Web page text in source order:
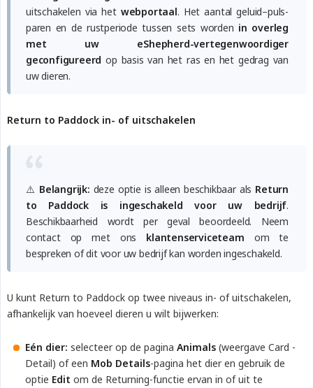
uitschakelen via het webportaal. Het aantal geluid–puls-
paren en de rustperiode tussen sets worden in overleg
met uw eShepherd-vertegenwoordiger
geconfigureerd op basis van het ras en het gedrag van
uw dieren.
Return to Paddock in- of uitschakelen
⚠️ Belangrijk: deze optie is alleen beschikbaar als Return
to Paddock is ingeschakeld voor uw bedrijf.
Beschikbaarheid wordt per geval beoordeeld. Neem
contact op met ons klantenserviceteam om te
bespreken of dit voor uw bedrijf kan worden ingeschakeld.
U kunt Return to Paddock op twee niveaus in- of uitschakelen,
afhankelijk van hoeveel dieren u wilt bijwerken:
Eén dier: selecteer op de pagina Animals (weergave Card -
Detail) of een Mob Details-pagina het dier en gebruik de
optie Edit om de Returning-functie ervan in of uit te